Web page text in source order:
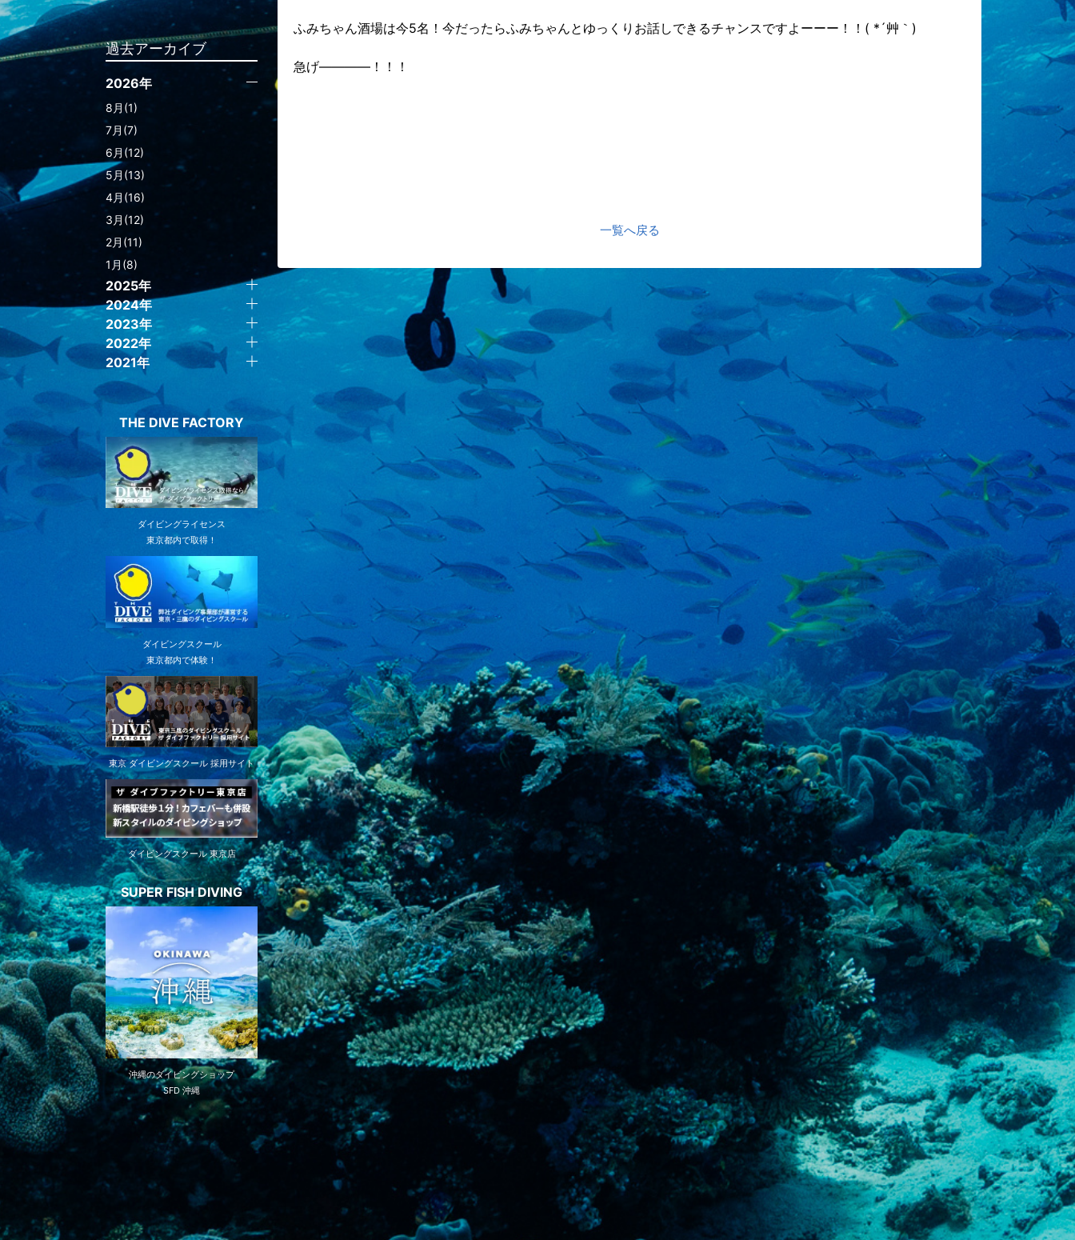
ふみちゃん酒場は今5名！今だったらふみちゃんとゆっくりお話しできるチャンスですよーーー！！( *´艸｀)
急げ――――！！！
一覧へ戻る
過去アーカイブ
2026年
8月(1)
7月(7)
6月(12)
5月(13)
4月(16)
3月(12)
2月(11)
1月(8)
2025年
2024年
2023年
2022年
2021年
THE DIVE FACTORY
ダイビングライセンス
東京都内で取得！
ダイビングスクール
東京都内で体験！
東京 ダイビングスクール 採用サイト
ダイビングスクール 東京店
SUPER FISH DIVING
沖縄のダイビングショップ
SFD 沖縄